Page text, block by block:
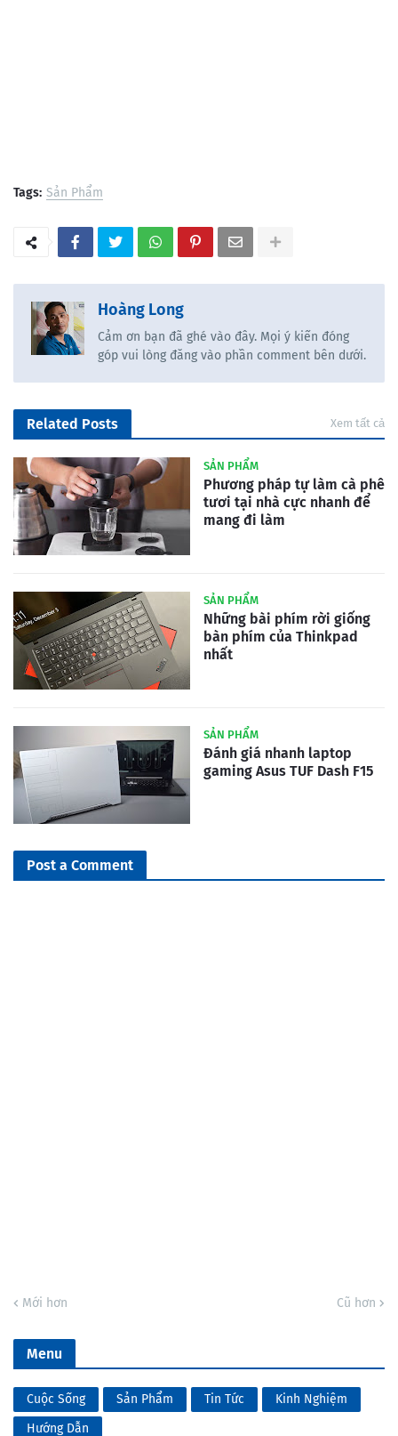
Tags: Sản Phẩm
Hoàng Long
Cảm ơn bạn đã ghé vào đây. Mọi ý kiến đóng
góp vui lòng đăng vào phần comment bên dưới.
Related Posts Xem tất cả
SẢN PHẨM
Phương pháp tự làm cà phê
tươi tại nhà cực nhanh để
mang đi làm
SẢN PHẨM
Những bài phím rời giống
bàn phím của Thinkpad
nhất
SẢN PHẨM
Đánh giá nhanh laptop
gaming Asus TUF Dash F15
Post a Comment
Mới hơn Cũ hơn
Menu
Cuộc Sống Sản Phẩm Tin Tức
Kinh Nghiệm
Hướng Dẫn